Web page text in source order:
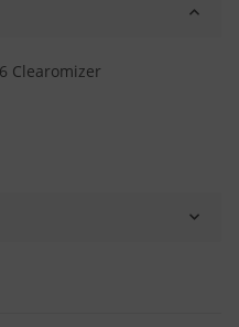
Clearomizer